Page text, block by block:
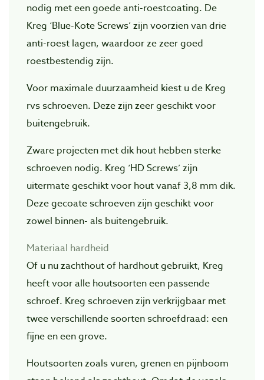
nodig met een goede anti-roestcoating. De
Kreg ‘Blue-Kote Screws’ zijn voorzien van drie
anti-roest lagen, waardoor ze zeer goed
roestbestendig zijn.
Voor maximale duurzaamheid kiest u de Kreg
rvs schroeven. Deze zijn zeer geschikt voor
buitengebruik.
Zware projecten met dik hout hebben sterke
schroeven nodig. Kreg ‘HD Screws’ zijn
uitermate geschikt voor hout vanaf 3,8 mm dik.
Deze gecoate schroeven zijn geschikt voor
zowel binnen- als buitengebruik.
Materiaal hardheid
Of u nu zachthout of hardhout gebruikt, Kreg
heeft voor alle houtsoorten een passende
schroef. Kreg schroeven zijn verkrijgbaar met
twee verschillende soorten schroefdraad: een
fijne en een grove.
Houtsoorten zoals vuren, grenen en pijnboom